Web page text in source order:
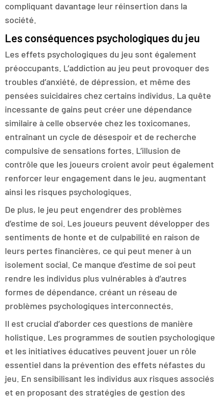
compliquant davantage leur réinsertion dans la
société.
Les conséquences psychologiques du jeu
Les effets psychologiques du jeu sont également
préoccupants. L’addiction au jeu peut provoquer des
troubles d’anxiété, de dépression, et même des
pensées suicidaires chez certains individus. La quête
incessante de gains peut créer une dépendance
similaire à celle observée chez les toxicomanes,
entraînant un cycle de désespoir et de recherche
compulsive de sensations fortes. L’illusion de
contrôle que les joueurs croient avoir peut également
renforcer leur engagement dans le jeu, augmentant
ainsi les risques psychologiques.
De plus, le jeu peut engendrer des problèmes
d’estime de soi. Les joueurs peuvent développer des
sentiments de honte et de culpabilité en raison de
leurs pertes financières, ce qui peut mener à un
isolement social. Ce manque d’estime de soi peut
rendre les individus plus vulnérables à d’autres
formes de dépendance, créant un réseau de
problèmes psychologiques interconnectés.
Il est crucial d’aborder ces questions de manière
holistique. Les programmes de soutien psychologique
et les initiatives éducatives peuvent jouer un rôle
essentiel dans la prévention des effets néfastes du
jeu. En sensibilisant les individus aux risques associés
et en proposant des stratégies de gestion des